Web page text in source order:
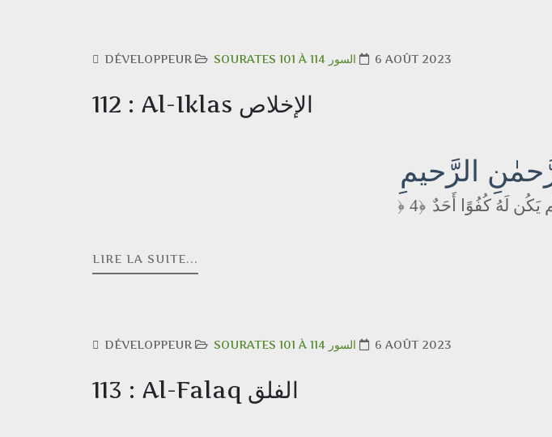
DÉVELOPPEUR SOURATES 101 À 114 السور 6 AOÛT 2023
112 : Al-Iklas الإخلاص
الرَّحيمِ
﴿ يَكُن لَهُ كُفُوًا أَحَدٌ
LIRE LA SUITE...
DÉVELOPPEUR SOURATES 101 À 114 السور 6 AOÛT 2023
113 : Al-Falaq الفلق